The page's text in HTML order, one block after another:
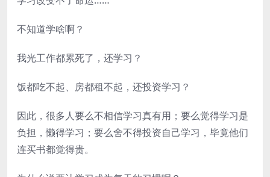
不知道学啥啊？
我光工作都累死了，还学习？
饭都吃不起、房都租不起，还投资学习？
因此，很多人要么不相信学习真有用；要么觉得学习是
负担，懒得学习；要么舍不得投资自己学习，毕竟他们
连买书都觉得贵。